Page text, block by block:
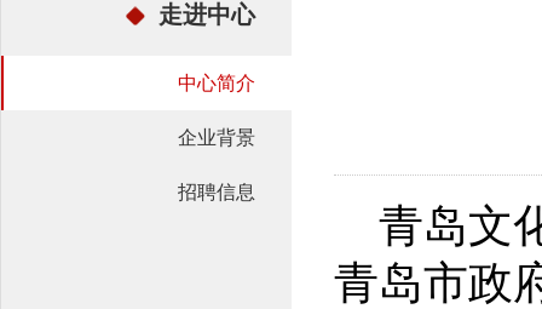
走进中心
中心简介
企业背景
招聘信息
青岛文
青岛市政